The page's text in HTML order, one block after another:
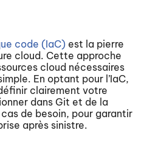
code (IaC) est la pierre
cloud. Cette approche
cloud nécessaires
En optant pour l’IaC,
clairement votre
dans Git et de la
de besoin, pour garantir
après sinistre.